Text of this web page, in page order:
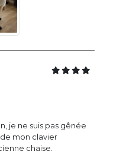
je ne suis pas gênée
mon clavier
chaise.